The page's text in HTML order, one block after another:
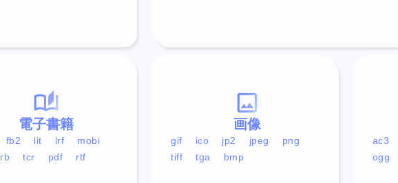
ac3
ogg
画像
gif ico jp2 jpeg
png
tiff
tga bmp
電子書籍
fb2 lit lrf
mobi
rb tcr pdf rtf